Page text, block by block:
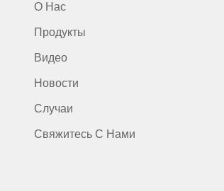
О Нас
Продукты
Видео
Новости
Случаи
Свяжитесь С Нами